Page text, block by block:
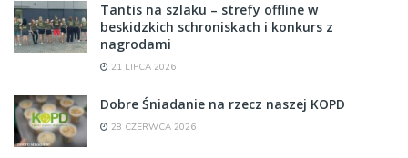
Tantis na szlaku – strefy offline w
beskidzkich schroniskach i konkurs z
nagrodami
21 LIPCA 2026
Dobre Śniadanie na rzecz naszej KOPD
28 CZERWCA 2026